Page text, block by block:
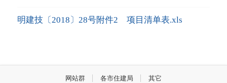
明建技〔2018〕28号附件2 项目清单表.xls
网站群 各市住建局 其它